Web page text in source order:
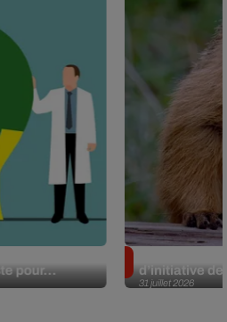
pour...
31 juillet 2026
d’initiative